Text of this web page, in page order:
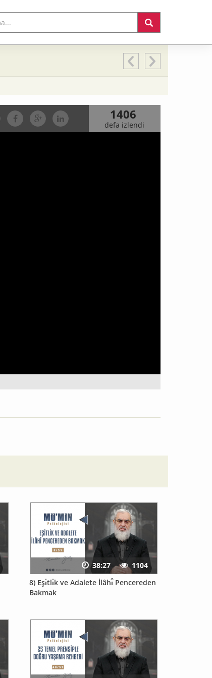
1406
defa izlendi
8) Eşı̇tlı̇k ve Adalete İlâhı̂ Pencereden
Bakmak
38:27 1104